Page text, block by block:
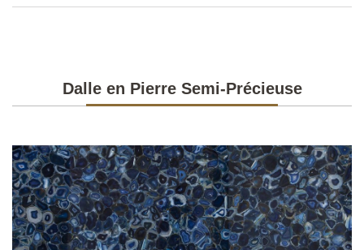
Dalle en Pierre Semi-Précieuse